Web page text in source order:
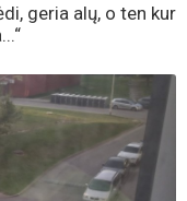
geria alų, o ten kur